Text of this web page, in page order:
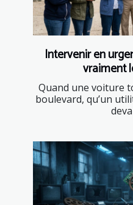
Intervenir en
vraiment
Quand une voiture
boulevard, qu’un